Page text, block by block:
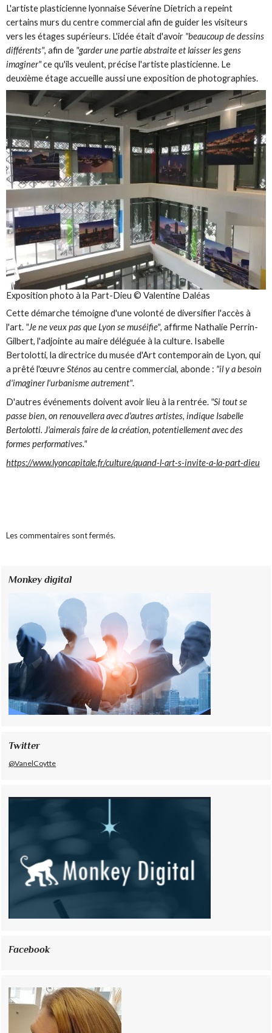
L'artiste plasticienne lyonnaise Séverine Dietrich a repeint
certains murs du centre commercial afin de guider les visiteurs
vers les étages supérieurs. L'idée était d'avoir "beaucoup de dessins
différents", afin de "garder une partie abstraite et laisser les gens
imaginer"ce qu'ils veulent, précise l'artiste plasticienne. Le
deuxième étage accueille aussi une exposition de photographies.
Exposition photo à la Part-Dieu © Valentine Daléas
Cette démarche témoigne d'une volonté de diversifier l'accès à
l'art. "Je ne veux pas que Lyon se muséifie", affirme Nathalie Perrin-
Gilbert, l'adjointe au maire déléguée à la culture. Isabelle
Bertolotti, la directrice du musée d'Art contemporain de Lyon, qui
a prêté l'œuvreSténosau centre commercial, abonde : "il y a besoin
d'imaginer l'urbanisme autrement".
D'autres événements doivent avoir lieu à la rentrée. "Si tout se
passe bien, on renouvellera avec d'autres artistes, indique Isabelle
Bertolotti. J'aimerais faire de la création, potentiellement avec des
formes performatives."
https://www.lyoncapitale.fr/culture/quand-l-art-s-invite-a-la-part-dieu
Les commentaires sont fermés.
Monkey digital
Twitter
@VanelCoytte
Facebook